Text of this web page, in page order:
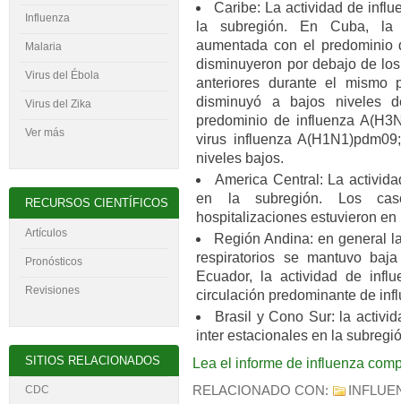
Caribe: La actividad de
la subregión. En Cuba, la
aumentada con el
disminuyeron por debajo de
anteriores durante el mismo
disminuyó a bajos niveles
predominio de influenza
virus influenza
niveles bajos.
America Central: La
en la subregión. Los
hospitalizaciones estuvieron
Región Andina: en general
respiratorios se mantuvo
Ecuador, la actividad de
circulación predominante de
Brasil y Cono Sur: la
inter estacionales en la
Lea el informe de influenza
RELACIONADO CON:
Influenza
Malaria
Virus del Ébola
Virus del Zika
Ver más
RECURSOS CIENTÍFICOS
Artículos
Pronósticos
Revisiones
SITIOS RELACIONADOS
CDC